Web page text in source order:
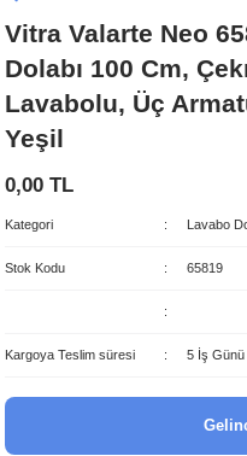
Vitra Valarte Neo
Dolabı 100 Cm,
Lavabolu, Üç
Yeşil
0,00 TL
Kategori Lavabo
Stok Kodu 65819
Kargoya Teslim süresi 5 İş Günü